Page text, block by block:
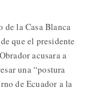
la Casa Blanca
que el presidente
acusara a
una “postura
de Ecuador a la